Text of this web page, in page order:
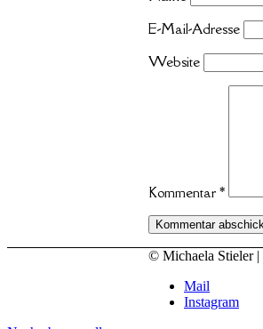
E-Mail-Adresse
Website
Kommentar *
© Michaela Stieler |
Mail
Instagram